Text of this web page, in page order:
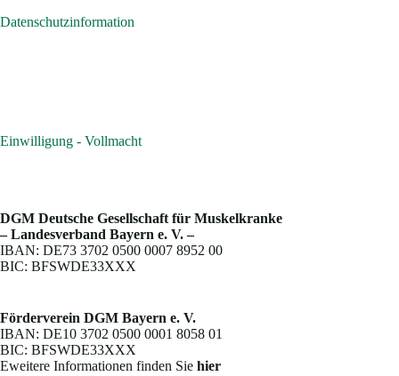
Datenschutzinformation
Einwilligung - Vollmacht
DGM Deutsche Gesellschaft für Muskelkranke
– Landesverband Bayern e. V. –
IBAN: DE73 3702 0500 0007 8952 00
BIC: BFSWDE33XXX
Förderverein DGM Bayern e. V.
IBAN: DE10 3702 0500 0001 8058 01
BIC: BFSWDE33XXX
Eweitere Informationen finden Sie hier